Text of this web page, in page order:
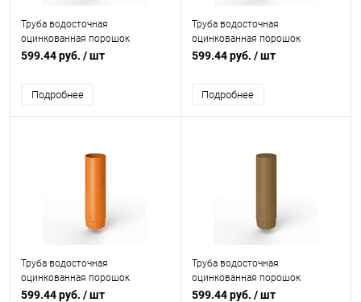
Труба водосточная
оцинкованная порошок
ф125х1250мм RAL 6026
599.44 руб. / шт
Подробнее
Труба водосточная
оцинкованная порошок
ф125х1250мм RAL 3000
599.44 руб. / шт
Подробнее
Труба водосточная
оцинкованная порошок
ф125х1250мм RAL 2011
599.44 руб. / шт
Труба водосточная
оцинкованная порошок
ф125х1250мм RAL 1036
599.44 руб. / шт